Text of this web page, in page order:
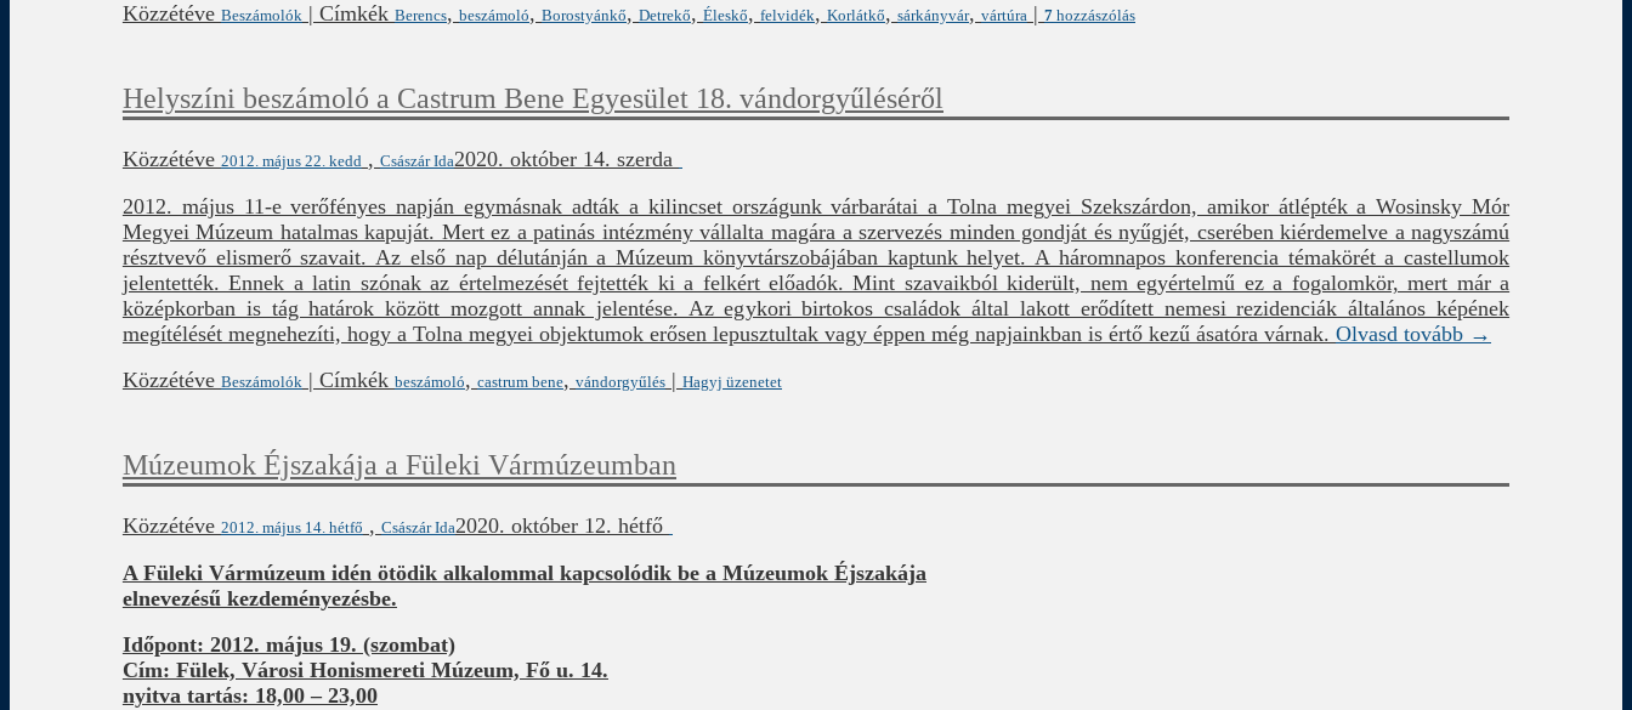
Közzétéve Beszámolók| Címkék Berencs, beszámoló, Borostyánkő, Detrekő, Éleskő, felvidék, Korlátkő, sárkányvár, vártúra| 7hozzászólás
Helyszíni beszámoló a Castrum Bene Egyesület 18. vándorgyűléséről
Közzétéve 2012. május 22. kedd , Császár Ida2020. október 14. szerda
2012. május 11-e verőfényes napján egymásnak adták a kilincset országunk várbarátai a Tolna megyei Szekszárdon, amikor átlépték a Wosinsky Mór
Megyei Múzeum hatalmas kapuját. Mert ez a patinás intézmény vállalta magára a szervezés minden gondját és nyűgjét, cserében kiérdemelve a nagyszámú
résztvevő elismerő szavait. Az első nap délutánján a Múzeum könyvtárszobájában kaptunk helyet. A háromnapos konferencia témakörét a castellumok
jelentették. Ennek a latin szónak az értelmezését fejtették ki a felkért előadók. Mint szavaikból kiderült, nem egyértelmű ez a fogalomkör, mert már a
középkorban is tág határok között mozgott annak jelentése. Az egykori birtokos családok által lakott erődített nemesi rezidenciák általános képének
megítélését megnehezíti, hogy a Tolna megyei objektumok erősen lepusztultak vagy éppen még napjainkban is értő kezű ásatóra várnak. Olvasd tovább →
Közzétéve Beszámolók| Címkék beszámoló, castrum bene, vándorgyűlés| Hagyj üzenetet
Múzeumok Éjszakája a Füleki Vármúzeumban
Közzétéve 2012. május 14. hétfő , Császár Ida2020. október 12. hétfő
A Füleki Vármúzeum idén ötödik alkalommal kapcsolódik be a Múzeumok Éjszakája
elnevezésű kezdeményezésbe.
Időpont: 2012. május 19. (szombat)
Cím: Fülek, Városi Honismereti Múzeum, Fő u. 14.
nyitva tartás: 18,00 – 23,00